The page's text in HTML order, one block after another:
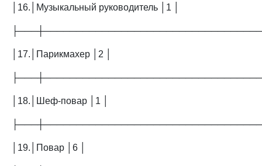
│16.│Музыкальный руководитель │1 │
│17.│Парикмахер │2 │
│18.│Шеф-повар │1 │
│19.│Повар │6 │